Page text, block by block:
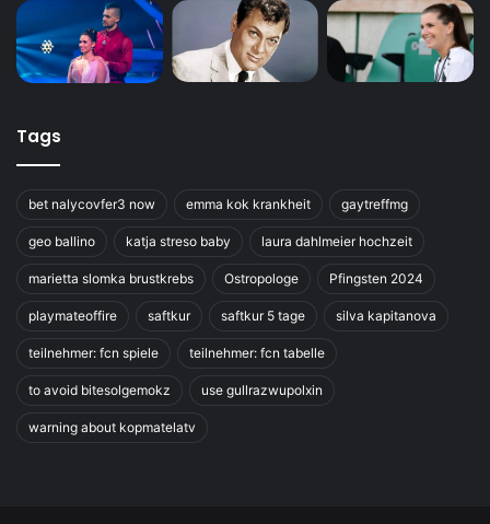
Tags
bet nalycovfer3 now emma kok krankheit gaytreffmg
geo ballino katja streso baby laura dahlmeier hochzeit
marietta slomka brustkrebs Ostropologe Pfingsten 2024
playmateoffire saftkur saftkur 5 tage silva kapitanova
teilnehmer: fcn spiele teilnehmer: fcn tabelle
to avoid bitesolgemokz use gullrazwupolxin
warning about kopmatelatv